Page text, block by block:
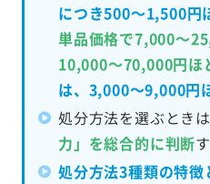
につき500～1,500円
単品価格で7,000～
10,000～70,000円ほ
は、3,000～9,000円
処分方法を選ぶときは
力」を総合的に判断
処分方法3種類の特徴